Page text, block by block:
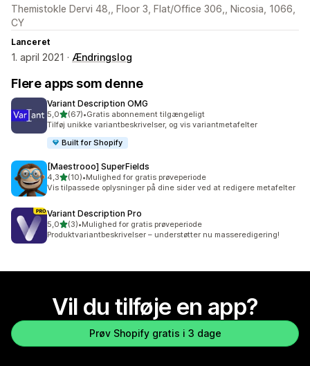
Themistokle Dervi 48,, Floor 3, Flat/Office 306,, Nicosia, 1066,
CY
Lanceret
1. april 2021 · Ændringslog
Flere apps som denne
Variant Description OMG
5,0ud af 5 stjerner
(67)
67 anmeldelser i alt
•Gratis abonnement tilgængeligt
Tilføj unikke variantbeskrivelser, og vis variantmetafelter
Built for Shopify
[Maestrooo] SuperFields
4,3ud af 5 stjerner
(10)
10 anmeldelser i alt
•Mulighed for gratis prøveperiode
Vis tilpassede oplysninger på dine sider ved at redigere metafelter
Variant Description Pro
5,0ud af 5 stjerner
(3)
3 anmeldelser i alt
•Mulighed for gratis prøveperiode
Produktvariantbeskrivelser – understøtter nu masseredigering!
Vil du tilføje en app?
Prøv Shopify gratis i 3 dage